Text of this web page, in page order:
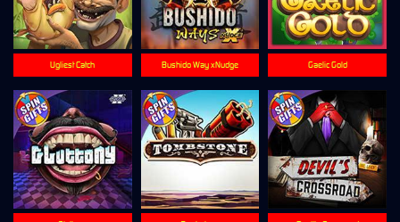
Gaelic Gold
Bushido Way xNudge
Ugliest Catch